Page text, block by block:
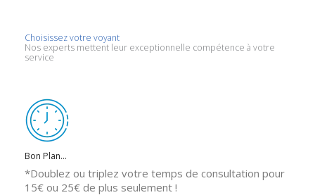
Choisissez votre voyant
Nos experts mettent leur exceptionnelle compétence à votre
service
Bon Plan…
*Doublez ou triplez votre temps de consultation pour
15€ ou 25€ de plus seulement !